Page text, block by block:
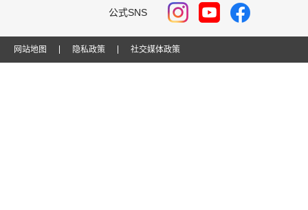
公式SNS
网站地图 隐私政策 社交媒体政策